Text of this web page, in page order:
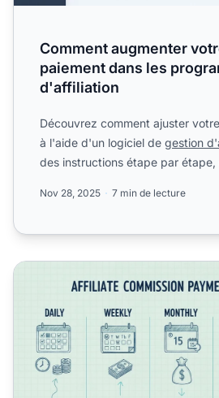
Comment augmenter
paiement dans les
d'affiliation
Découvrez comment ajuster
à l'aide d'un logiciel de gestion
des instructions étape par étape,
Nov 28, 2025 7 min de lecture
À quelle fréquence les